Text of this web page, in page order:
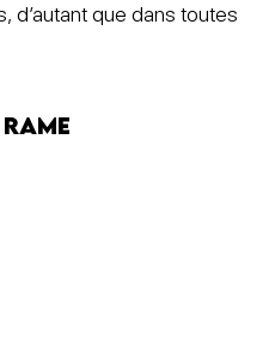
d’autant que dans toutes
rame